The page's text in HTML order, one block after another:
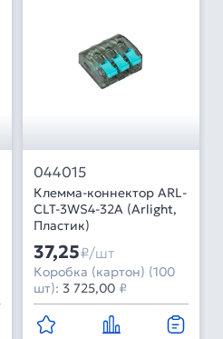
044015
Клемма-коннектор ARL-
CLT-3WS4-32A (Arlight,
Пластик)
37,25₽/шт
Коробка (картон) (100
шт): 3 725,00 ₽